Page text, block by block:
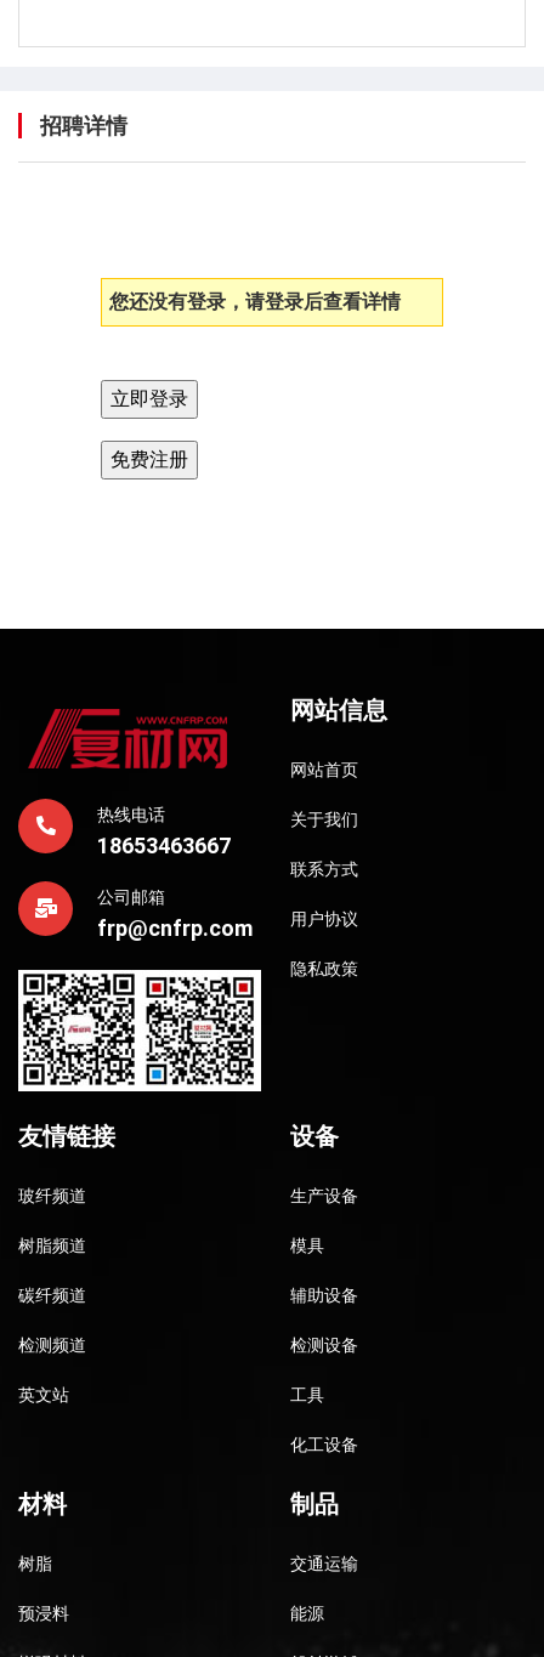
招聘详情
您还没有登录，请登录后查看详情
热线电话
18653463667
公司邮箱
frp@cnfrp.com
网站信息
网站首页
关于我们
联系方式
用户协议
隐私政策
友情链接
玻纤频道
树脂频道
碳纤频道
检测频道
英文站
设备
生产设备
模具
辅助设备
检测设备
工具
化工设备
材料
树脂
预浸料
制品
交通运输
能源